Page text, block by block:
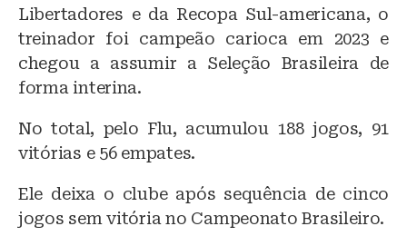
Libertadores e da Recopa Sul-americana, o
treinador foi campeão carioca em 2023 e
chegou a assumir a Seleção Brasileira de
forma interina.
No total, pelo Flu, acumulou 188 jogos, 91
vitórias e 56 empates.
Ele deixa o clube após sequência de cinco
jogos sem vitória no Campeonato Brasileiro.